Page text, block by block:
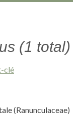
(1 total)
clé
(Ranunculaceae)